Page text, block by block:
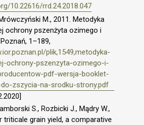
10.22616/rrd.24.2018.047
M., 2011. Metodyka
ochrony pszenżyta ozimego i
1–189,
plik,1549,metodyka-
ochrony-pszenzyta-ozimego-i-
pdf-wersja-booklet-
zszycia-na-srodku-strony.pdf
S., Rozbicki J., Mądry W.,
triticale grain yield, a comparative